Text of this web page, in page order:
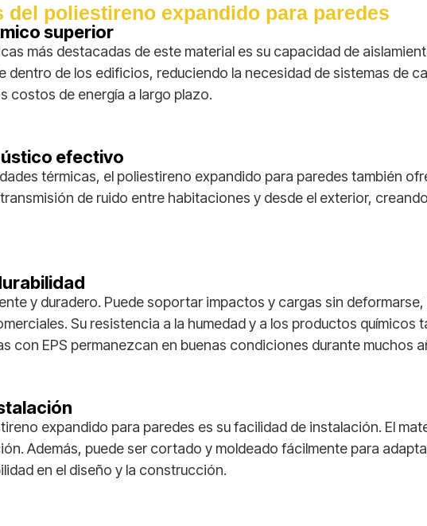
del poliestireno expandido para paredes
superior
más destacadas de este material es su capacidad de
dentro de los edificios, reduciendo la necesidad de sistemas de
costos de energía a largo plazo.
efectivo
térmicas, el poliestireno expandido para paredes también
de ruido entre habitaciones y desde el exterior,
y duradero. Puede soportar impactos y cargas sin
Su resistencia a la humedad y a los productos químicos
con EPS permanezcan en buenas condiciones durante muchos
expandido para paredes es su facilidad de instalación. El
Además, puede ser cortado y moldeado fácilmente para
en el diseño y la construcción.